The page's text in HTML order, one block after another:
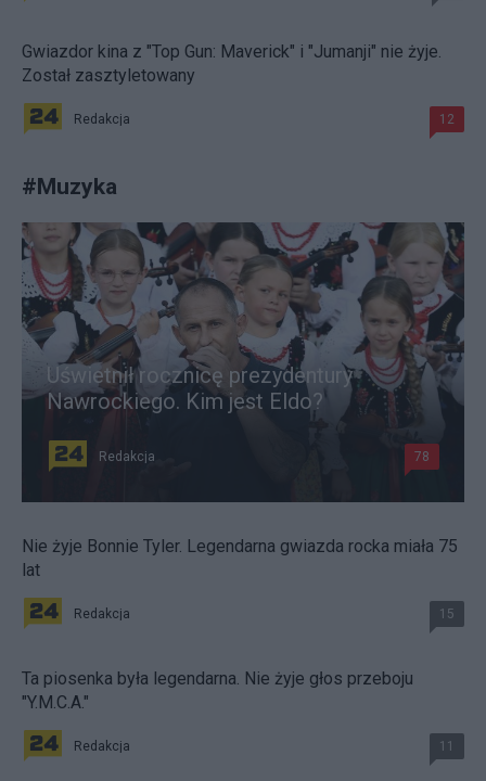
Gwiazdor kina z "Top Gun: Maverick" i "Jumanji" nie żyje.
Został zasztyletowany
Redakcja 12
#Muzyka
Uświetnił rocznicę prezydentury
Nawrockiego. Kim jest Eldo?
Redakcja 78
Nie żyje Bonnie Tyler. Legendarna gwiazda rocka miała 75
lat
Redakcja 15
Ta piosenka była legendarna. Nie żyje głos przeboju
"Y.M.C.A."
Redakcja 11